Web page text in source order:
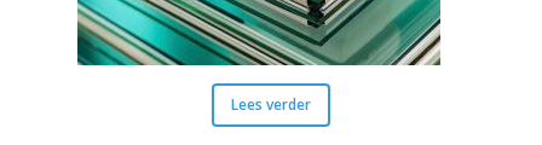
Lees verder